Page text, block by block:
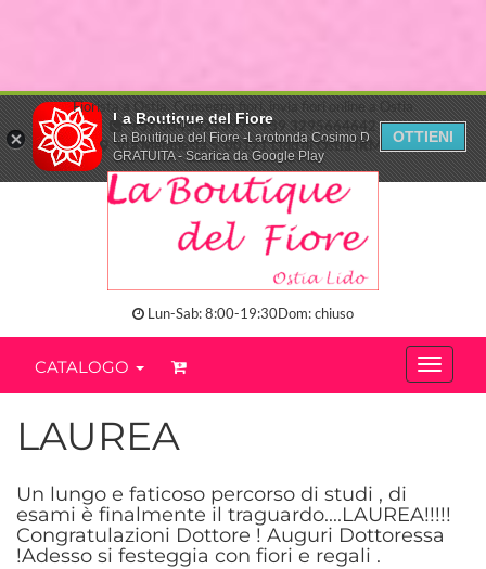
La Boutique del Fiore
La Boutique del Fiore -Larotonda Cosimo D.
GRATUITA - Scarica da Google Play
OTTIENI
Fiorista a Ostia. Consegna fiori, invia fiori online a Ostia
+39 0645425399
+39 3295664642
Via Melanesia,5-00121 Lido di Ostia (RM)
Lun-Sab: 8:00-19:30Dom: chiuso
CATALOGO
LAUREA
Un lungo e faticoso percorso di studi , di
esami è finalmente il traguardo....LAUREA!!!!!
Congratulazioni Dottore ! Auguri Dottoressa
!Adesso si festeggia con fiori e regali .